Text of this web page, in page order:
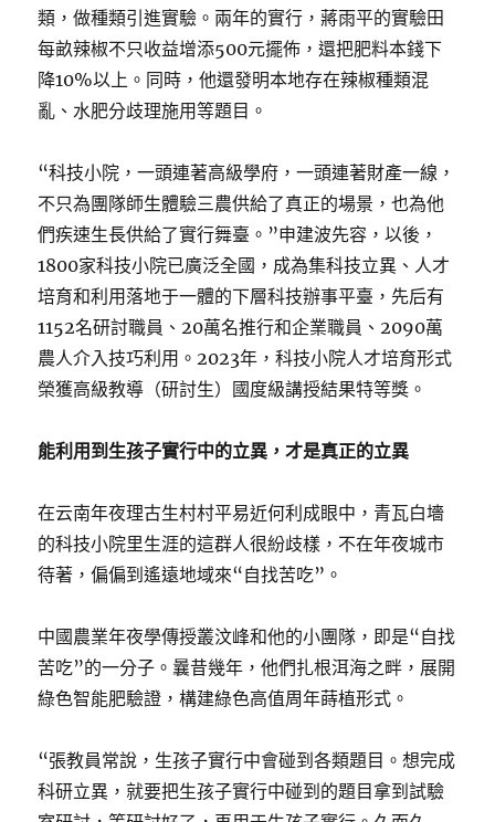
類，做種類引進實驗。兩年的實行，蔣雨平的實驗田
每畝辣椒不只收益增添500元擺佈，還把肥料本錢下
降10%以上。同時，他還發明本地存在辣椒種類混
亂、水肥分歧理施用等題目。
“科技小院，一頭連著高級學府，一頭連著財產一線，
不只為團隊師生體驗三農供給了真正的場景，也為他
們疾速生長供給了實行舞臺。”申建波先容，以後，
1800家科技小院已廣泛全國，成為集科技立異、人才
培育和利用落地于一體的下層科技辦事平臺，先后有
1152名研討職員、20萬名推行和企業職員、2090萬
農人介入技巧利用。2023年，科技小院人才培育形式
榮獲高級教導（研討生）國度級講授結果特等獎。
能利用到生孩子實行中的立異，才是真正的立異
在云南年夜理古生村村平易近何利成眼中，青瓦白墻
的科技小院里生涯的這群人很紛歧樣，不在年夜城市
待著，偏偏到遙遠地域來“自找苦吃”。
中國農業年夜學傳授叢汶峰和他的小團隊，即是“自找
苦吃”的一分子。曩昔幾年，他們扎根洱海之畔，展開
綠色智能肥驗證，構建綠色高值周年蒔植形式。
“張教員常說，生孩子實行中會碰到各類題目。想完成
科研立異，就要把生孩子實行中碰到的題目拿到試驗